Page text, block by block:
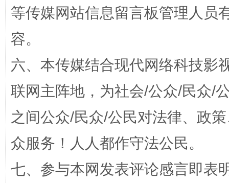
在谋一域中谋全局
今
等传媒网站信息留言板管理人员
容。
六、本传媒结合现代网络科技影
联网主阵地，为社会/公众/民众/
之间公众/民众/公民对法律、政
众服务！人人都作守法公民。
七、参与本网发表评论感言即表